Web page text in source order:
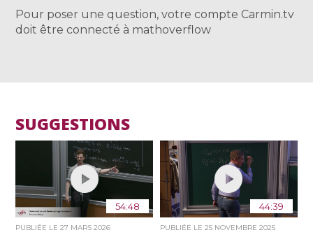
Pour poser une question, votre compte Carmin.tv
doit être connecté à mathoverflow
SUGGESTIONS
54:48
PUBLIÉE LE27 MARS 2026
44:39
PUBLIÉE LE 25 NOVEMBRE 2025